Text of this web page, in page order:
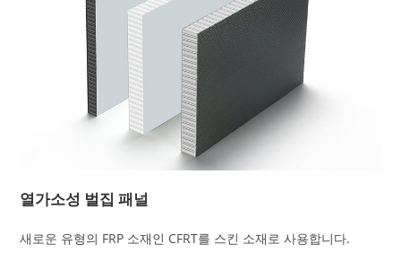
열가소성 벌집 패널
새로운 유형의 FRP 소재인 CFRT를 스킨 소재로 사용합니다.